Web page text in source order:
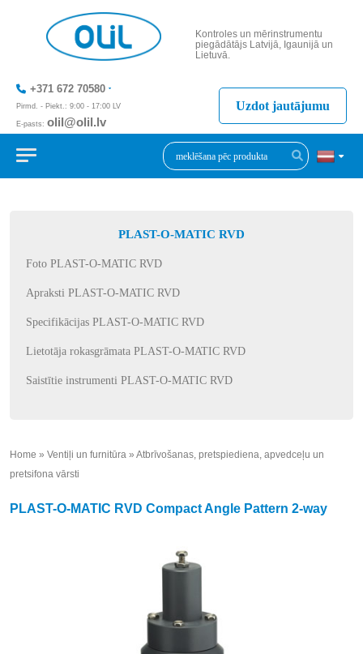
Kontroles un mērinstrumentu
piegādātājs Latvijā, Igaunijā un
Lietuvā.
+371 672 70580
Pirmd. - Piekt.: 9:00 - 17:00 LV
E-pasts: olil@olil.lv
+371 287 11411
Uzdot jautājumu
PLAST-O-MATIC RVD
Foto PLAST-O-MATIC RVD
Apraksti PLAST-O-MATIC RVD
Specifikācijas PLAST-O-MATIC RVD
Lietotāja rokasgrāmata PLAST-O-MATIC RVD
Saistītie instrumenti PLAST-O-MATIC RVD
Home » Ventiļi un furnitūra » Atbrīvošanas, pretspiediena, apvedceļu un
pretsifona vārsti
PLAST-O-MATIC RVD Compact Angle Pattern 2-way